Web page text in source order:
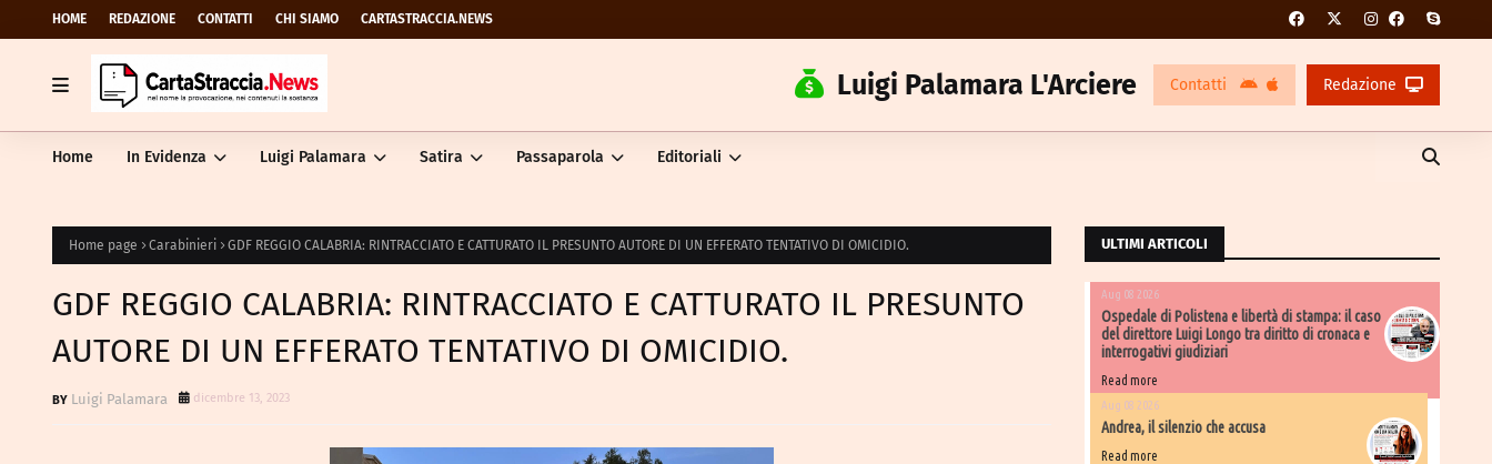
HOME REDAZIONE CONTATTI CHI SIAMO CARTASTRACCIA.NEWS
Luigi Palamara L'Arciere Contatti Redazione
Home In Evidenza Luigi Palamara Satira Passaparola Editoriali
Home page Carabinieri GDF REGGIO CALABRIA: RINTRACCIATO E CATTURATO IL PRESUNTO AUTORE DI UN EFFERATO TENTATIVO DI OMICIDIO.
GDF REGGIO CALABRIA: RINTRACCIATO E CATTURATO IL PRESUNTO
AUTORE DI UN EFFERATO TENTATIVO DI OMICIDIO.
Luigi Palamara dicembre 13, 2023
ULTIMI ARTICOLI
Aug 08 2026
Ospedale di Polistena e libertà di stampa: il caso
del direttore Luigi Longo tra diritto di cronaca e
interrogativi giudiziari
Read more
Aug 08 2026
Andrea, il silenzio che accusa
Read more